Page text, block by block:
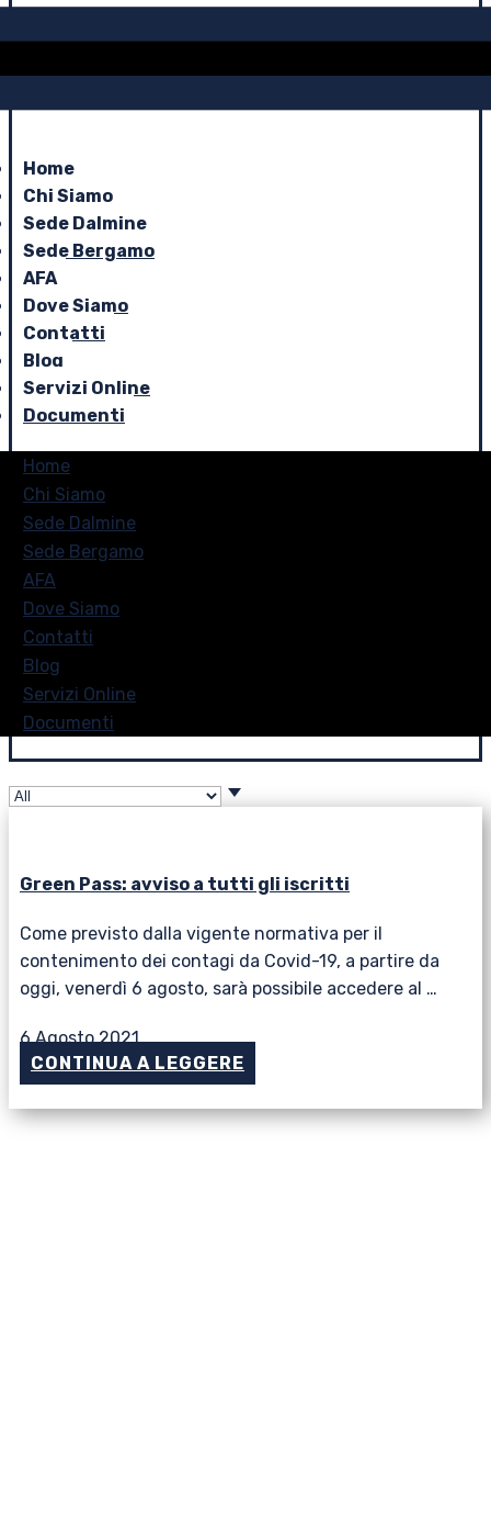
Home
Chi Siamo
Sede Dalmine
Sede Bergamo
AFA
Dove Siamo
Contatti
Blog
Servizi Online
Documenti
Home
Chi Siamo
Sede Dalmine
Sede Bergamo
AFA
Dove Siamo
Contatti
Blog
Servizi Online
Documenti
Green Pass: avviso a tutti gli iscritti
Come previsto dalla vigente normativa per il
contenimento dei contagi da Covid-19, a partire da
oggi, venerdì 6 agosto, sarà possibile accedere al …
6 Agosto 2021
CONTINUA A LEGGERE